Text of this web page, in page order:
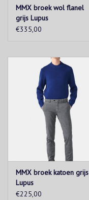
MMX broek wol flanel
grijs Lupus
€335,00
MMX broek katoen grijs
Lupus
€225,00